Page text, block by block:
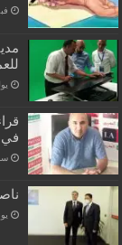
في